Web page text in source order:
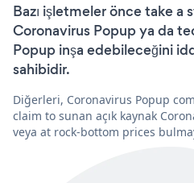
Bazı işletmeler önce take a
Coronavirus Popup ya da
Popup inşa edebileceğini
sahibidir.
Diğerleri, Coronavirus Popup
claim to sunan açık kaynak
veya at rock-bottom prices